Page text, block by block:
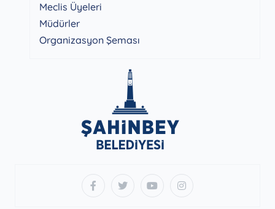
Meclis Üyeleri
Müdürler
Organizasyon Şeması